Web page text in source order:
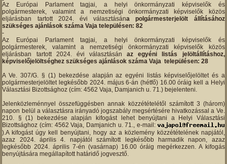
Az Európai Parlament tagjai, a helyi önkormányzati képviselők és
polgármesterek, valamint a nemzetiségi önkormányzati képviselők közös
eljárásban tartott 2024. évi választásána polgármesterjelölt állításához
szükséges ajánlások száma Vaja településen: 82
Az Európai Parlament tagjai, a helyi önkormányzati képviselők és
polgármesterek, valamint a nemzetiségi önkormányzati képviselők közös
eljárásban tartott 2024. évi választásánaz egyéni listás jelöltállításhoz,
képviselőjelöltséghez szükséges ajánlások száma Vaja településen: 28
A Ve. 307/G. § (1) bekezdése alapján az egyéni listás képviselőjelöltet és a
polgármesterjelöltet legkésőbb 2024. május 6-án (hétfő) 16.00 óráig kell a Helyi
Választási Bizottsághoz (cím: 4562 Vaja, Damjanich u. 71.) bejelenteni.
Jelenközleménnyel összefüggésben annak közzétételétől számított 3 (három)
napon belül a választásra irányadó jogszabály megsértésére hivatkozással a Ve.
210. § (1) bekezdése alapján kifogást lehet benyújtani a Helyi Választási
Bizottsághoz (cím: 4562 Vaja, Damjanich u. 71., e-mail:
).A kifogást úgy kell benyújtani, hogy az a közlemény közzétételének napjától,
azaz 2024. április 4. napjától számított legkésőbb harmadik napon, azaz
legkésőbb 2024. április 7-én (vasárnap) 16.00 óráig megérkezzen. A kifogás
benyújtására megállapított határidő jogvesztő.